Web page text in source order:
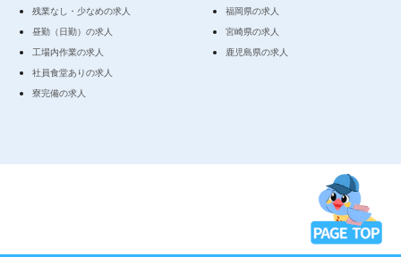
残業なし・少なめの求人
昼勤（日勤）の求人
工場内作業の求人
社員食堂ありの求人
寮完備の求人
福岡県の求人
宮崎県の求人
鹿児島県の求人